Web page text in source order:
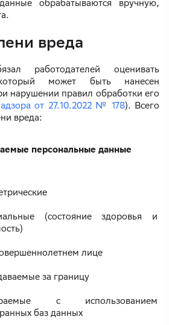
обрабатываются вручную,
вреда
работодателей оценивать
может быть нанесен
нарушении правил обработки его
от 27.10.2022 № 178). Всего
вреда:
персональные данные
(состояние здоровья и
лице
за границу
с использованием
баз данных